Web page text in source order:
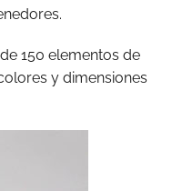
150 elementos de
y dimensiones